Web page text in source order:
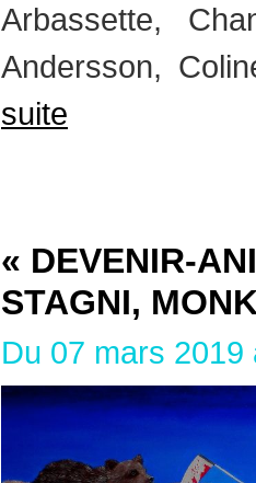
Arbassette,
Andersson,
suite
« DEVENIR-
STAGNI,
Du 07 mars 2019